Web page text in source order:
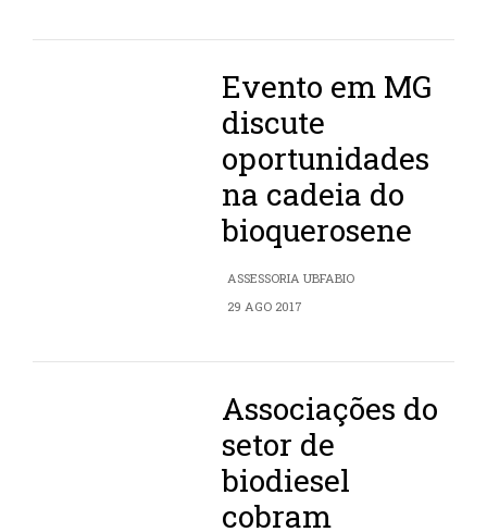
Evento em MG
discute
oportunidades
na cadeia do
bioquerosene
ASSESSORIA UBFABIO
29 AGO 2017
Associações do
setor de
biodiesel
cobram